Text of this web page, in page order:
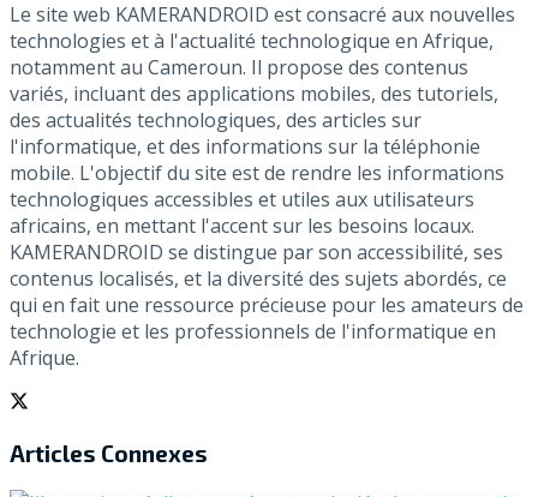
Le site web KAMERANDROID est consacré aux nouvelles
technologies et à l'actualité technologique en Afrique,
notamment au Cameroun. Il propose des contenus
variés, incluant des applications mobiles, des tutoriels,
des actualités technologiques, des articles sur
l'informatique, et des informations sur la téléphonie
mobile. L'objectif du site est de rendre les informations
technologiques accessibles et utiles aux utilisateurs
africains, en mettant l'accent sur les besoins locaux.
KAMERANDROID se distingue par son accessibilité, ses
contenus localisés, et la diversité des sujets abordés, ce
qui en fait une ressource précieuse pour les amateurs de
technologie et les professionnels de l'informatique en
Afrique.
Articles Connexes